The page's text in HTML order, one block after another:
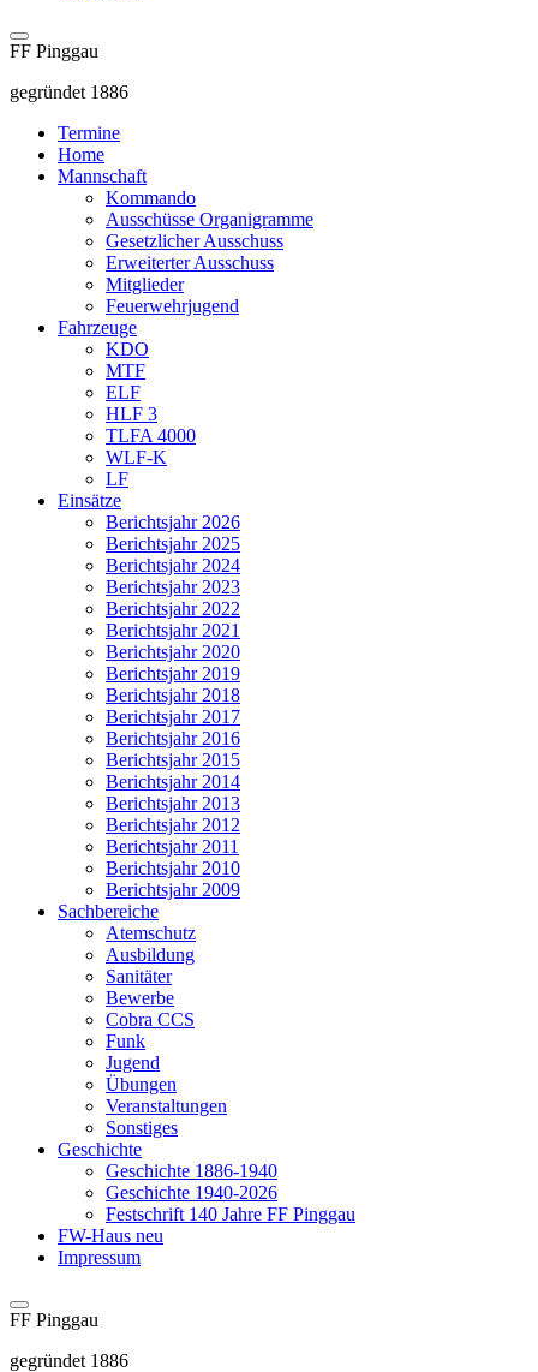
FF Pinggau
gegründet 1886
Termine
Home
Mannschaft
Kommando
Ausschüsse Organigramme
Gesetzlicher Ausschuss
Erweiterter Ausschuss
Mitglieder
Feuerwehrjugend
Fahrzeuge
KDO
MTF
ELF
HLF 3
TLFA 4000
WLF-K
LF
Einsätze
Berichtsjahr 2026
Berichtsjahr 2025
Berichtsjahr 2024
Berichtsjahr 2023
Berichtsjahr 2022
Berichtsjahr 2021
Berichtsjahr 2020
Berichtsjahr 2019
Berichtsjahr 2018
Berichtsjahr 2017
Berichtsjahr 2016
Berichtsjahr 2015
Berichtsjahr 2014
Berichtsjahr 2013
Berichtsjahr 2012
Berichtsjahr 2011
Berichtsjahr 2010
Berichtsjahr 2009
Sachbereiche
Atemschutz
Ausbildung
Sanitäter
Bewerbe
Cobra CCS
Funk
Jugend
Übungen
Veranstaltungen
Sonstiges
Geschichte
Geschichte 1886-1940
Geschichte 1940-2026
Festschrift 140 Jahre FF Pinggau
FW-Haus neu
Impressum
FF Pinggau
gegründet 1886